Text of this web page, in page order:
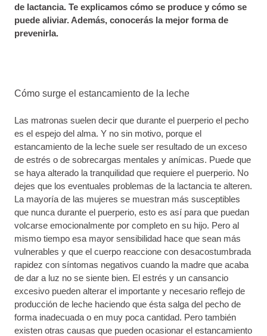
de lactancia. Te explicamos cómo se produce y cómo se
puede aliviar. Además, conocerás la mejor forma de
prevenirla.
Cómo surge el estancamiento de la leche
Las matronas suelen decir que durante el puerperio el pecho
es el espejo del alma. Y no sin motivo, porque el
estancamiento de la leche suele ser resultado de un exceso
de estrés o de sobrecargas mentales y anímicas. Puede que
se haya alterado la tranquilidad que requiere el puerperio. No
dejes que los eventuales problemas de la lactancia te alteren.
La mayoría de las mujeres se muestran más susceptibles
que nunca durante el puerperio, esto es así para que puedan
volcarse emocionalmente por completo en su hijo. Pero al
mismo tiempo esa mayor sensibilidad hace que sean más
vulnerables y que el cuerpo reaccione con desacostumbrada
rapidez con síntomas negativos cuando la madre que acaba
de dar a luz no se siente bien. El estrés y un cansancio
excesivo pueden alterar el importante y necesario reflejo de
producción de leche haciendo que ésta salga del pecho de
forma inadecuada o en muy poca cantidad. Pero también
existen otras causas que pueden ocasionar el estancamiento